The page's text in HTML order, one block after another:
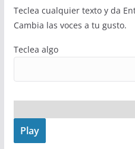
Teclea cualquier texto y da
Cambia las voces a tu gusto.
Teclea algo
Play